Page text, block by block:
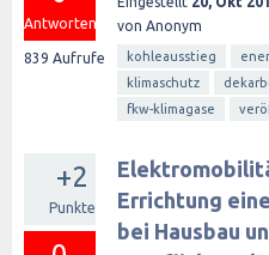
Antworten
839 Aufrufe
von Anonym
kohleausstieg
klimaschutz
fkw-klimagase
+2
Punkte
Errichtung
bei Hausbau